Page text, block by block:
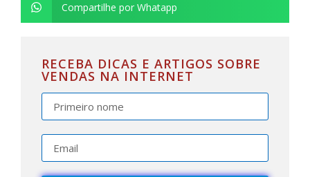
Compartilhe por Whatapp
RECEBA DICAS E ARTIGOS SOBRE
VENDAS NA INTERNET